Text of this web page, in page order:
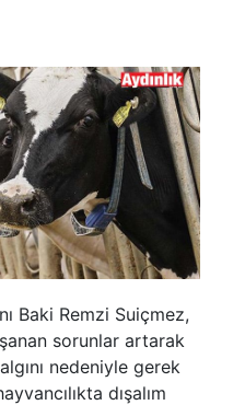
Baki Remzi Suiçmez,
sorunlar artarak
nedeniyle gerek
dışalım